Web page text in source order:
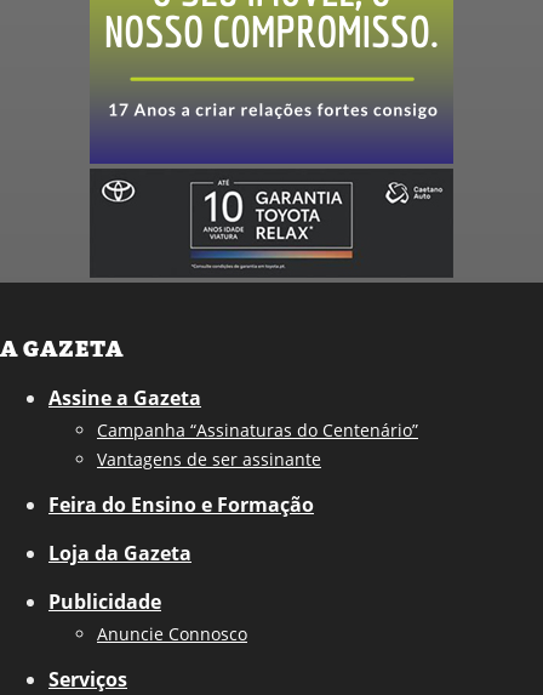
A GAZETA
Assine a Gazeta
Campanha “Assinaturas do Centenário”
Vantagens de ser assinante
Feira do Ensino e Formação
Loja da Gazeta
Publicidade
Anuncie Connosco
Serviços